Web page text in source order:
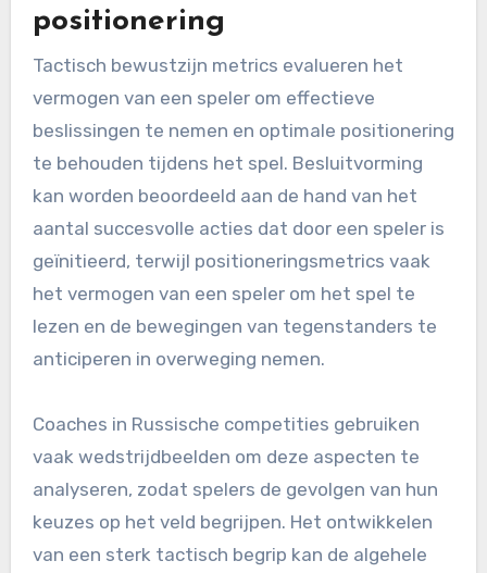
positionering
Tactisch bewustzijn metrics evalueren het
vermogen van een speler om effectieve
beslissingen te nemen en optimale positionering
te behouden tijdens het spel. Besluitvorming
kan worden beoordeeld aan de hand van het
aantal succesvolle acties dat door een speler is
geïnitieerd, terwijl positioneringsmetrics vaak
het vermogen van een speler om het spel te
lezen en de bewegingen van tegenstanders te
anticiperen in overweging nemen.
Coaches in Russische competities gebruiken
vaak wedstrijdbeelden om deze aspecten te
analyseren, zodat spelers de gevolgen van hun
keuzes op het veld begrijpen. Het ontwikkelen
van een sterk tactisch begrip kan de algehele